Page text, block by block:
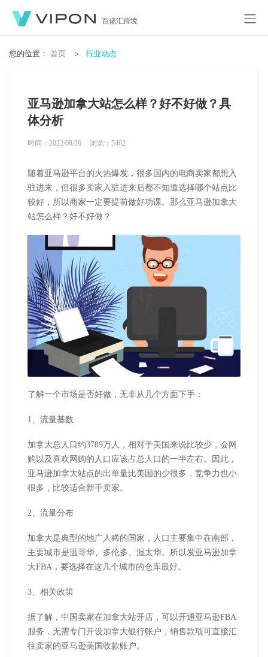
百佬汇跨境
您的位置： 首页 行业动态
亚马逊加拿大站怎么样？好不好做？具
体分析
时间：2022/08/26 浏览： 5402
随着亚马逊平台的火热爆发，很多国内的电商卖家都想入
驻进来，但很多卖家入驻进来后都不知道选择哪个站点比
较好，所以商家一定要提前做好功课。那么亚马逊加拿大
站怎么样？好不好做？
了解一个市场是否好做，无非从几个方面下手：
1、流量基数
加拿大总人口约3789万人，相对于美国来说比较少，会网
购以及喜欢网购的人口应该占总人口的一半左右。因此，
亚马逊加拿大站点的出单量比美国的少很多，竞争力也小
很多，比较适合新手卖家。
2、流量分布
加拿大是典型的地广人稀的国家，人口主要集中在南部，
主要城市是温哥华、多伦多、渥太华。所以发亚马逊加拿
大FBA，要选择在这几个城市的仓库最好。
3、相关政策
据了解，中国卖家在加拿大站开店，可以开通亚马逊FBA
服务，无需专门开设加拿大银行账户，销售款项可直接汇
往卖家的亚马逊美国收款账户。